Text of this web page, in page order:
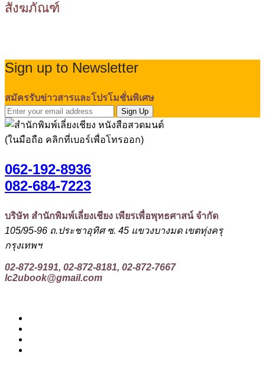
สังฆภัณฑ์
Sign up to Newsletter
สมัครรับข่าวสารและโปรโมชั่นพิเศษ
Sign Up
(ในมือถือ คลิกที่เบอร์เพื่อโทรออก)
062-192-8936
082-684-7223
บริษัท สำนักพิมพ์เลี่ยงเชียง เพียรเพื่อพุทธศาสน์ จำกัด
105/95-96 ถ.ประชาอุทิศ ซ. 45 แขวงบางมด เขตทุ่งครุ
กรุงเทพฯ
02-872-9191, 02-872-8181, 02-872-7667
lc2ubook@gmail.com